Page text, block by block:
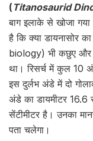
( Titanosaurid
बाग इलाके से खोजा गया
है कि क्या डायनासोर
biology) भी कछुए और
था। रिसर्च में कुल 10
इस दुर्लभ अंडे में दो
अंडे का डायमीटर 16.6
सेंटीमीटर है। उनका
पता चलेगा।